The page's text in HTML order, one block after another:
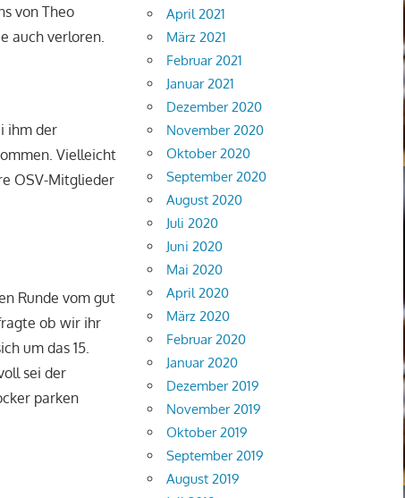
von Theo
auch verloren.
ihm der
Vielleicht
OSV-Mitglieder
Runde vom gut
ob wir ihr
um das 15.
sei der
parken
April 2021
März 2021
Februar 2021
Januar 2021
Dezember 2020
November 2020
Oktober 2020
September 2020
August 2020
Juli 2020
Juni 2020
Mai 2020
April 2020
März 2020
Februar 2020
Januar 2020
Dezember 2019
November 2019
Oktober 2019
September 2019
August 2019